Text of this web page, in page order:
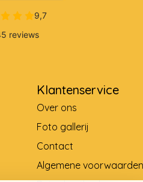
Klantenservice
Over ons
Foto gallerij
Contact
Algemene voorwaarden